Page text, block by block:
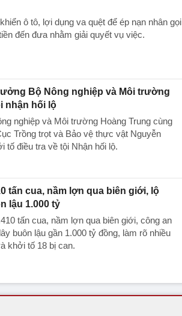
ô tô, lợi dụng va quệt để ép nạn nhân gọi
đến đưa nhằm giải quyết vụ việc.
Bộ Nông nghiệp và Môi trường
nhận hối lộ
nghiệp và Môi trường Hoàng Trung cùng
Trồng trọt và Bảo vệ thực vật Nguyễn
tố điều tra về tội Nhận hối lộ.
tấn cua, nầm lợn qua biên giới, lộ
lậu 1.000 tỷ
tấn cua, nầm lợn qua biên giới, công an
buôn lậu gần 1.000 tỷ đồng, làm rõ nhiều
khởi tố 18 bị can.